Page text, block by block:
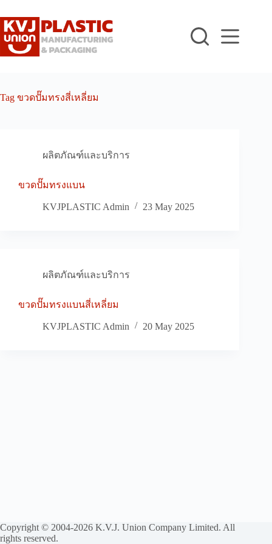
to
content
Tag ขวดปั๊มทรงสี่เหลี่ยม
ผลิตภัณฑ์และบริการ
ขวดปั๊มทรงแบน
KVJPLASTIC Admin 23 May 2025
ผลิตภัณฑ์และบริการ
ขวดปั๊มทรงแบนสี่เหลี่ยม
KVJPLASTIC Admin 20 May 2025
Copyright © 2004-2026 K.V.J. Union Company Limited. All
rights reserved.